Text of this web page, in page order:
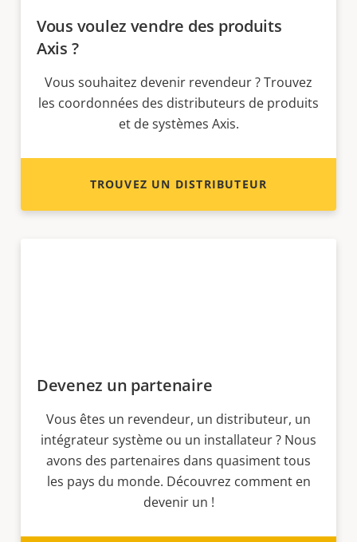
Vous voulez vendre des produits
Axis ?
Vous souhaitez devenir revendeur ? Trouvez
les coordonnées des distributeurs de produits
et de systèmes Axis.
TROUVEZ UN DISTRIBUTEUR
Devenez un partenaire
Vous êtes un revendeur, un distributeur, un
intégrateur système ou un installateur ? Nous
avons des partenaires dans quasiment tous
les pays du monde. Découvrez comment en
devenir un !